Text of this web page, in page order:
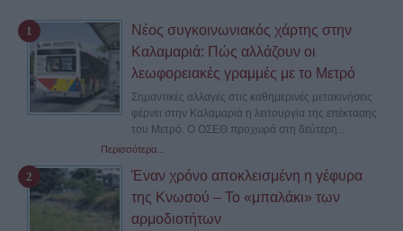
Νέος συγκοινωνιακός χάρτης στην
Καλαμαριά: Πώς αλλάζουν οι
λεωφορειακές γραμμές με το Μετρό
Σημαντικές αλλαγές στις καθημερινές μετακινήσεις
φέρνει στην Καλαμαριά η λειτουργία της επέκτασης
του Μετρό. Ο ΟΣΕΘ προχωρά στη δεύτερη...
Περισσότερα...
Έναν χρόνο αποκλεισμένη η γέφυρα
της Κνωσού – Το «μπαλάκι» των
αρμοδιοτήτων